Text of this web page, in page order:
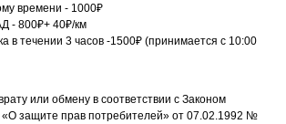
времени - 1000₽
- 800₽+ 40₽/км
в течении 3 часов -1500₽ (принимается с 10:00
или обмену в соответствии с Законом
«О защите прав потребителей» от 07.02.1992 №